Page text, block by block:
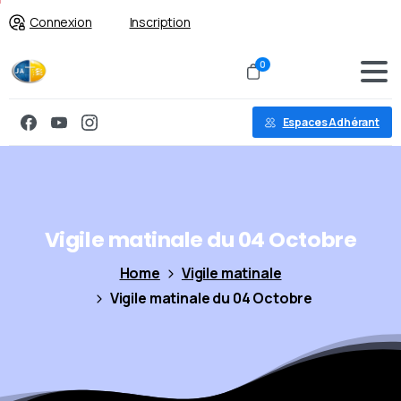
Connexion Inscription
0
Espaces Adhérant
Vigilematinaledu04Octobre
Home
Vigile matinale
Vigile matinale du 04 Octobre